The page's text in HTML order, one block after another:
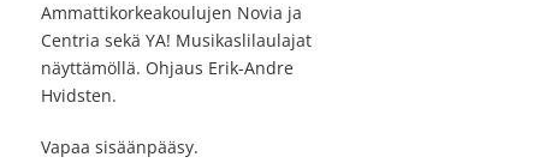
Ammattikorkeakoulujen Novia ja
Centria sekä YA! Musikaslilaulajat
näyttämöllä. Ohjaus Erik-Andre
Hvidsten.
Vapaa sisäänpääsy.